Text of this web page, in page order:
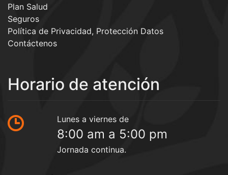
Plan Salud
Seguros
Política de Privacidad, Protección Datos
Contáctenos
Horario de atención
Lunes a viernes de
8:00 am a 5:00 pm
Jornada continua.